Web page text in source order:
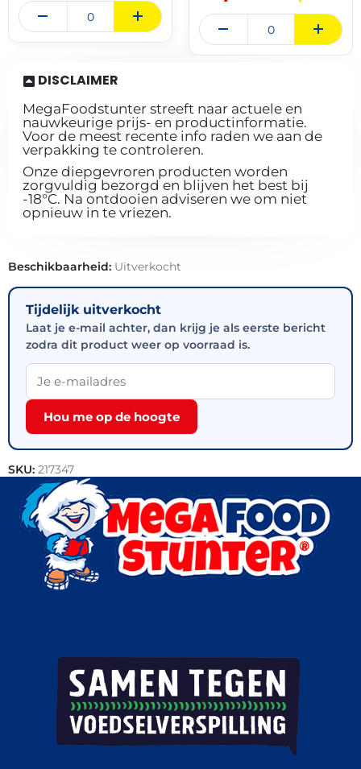
DISCLAIMER
MegaFoodstunter streeft naar actuele en
nauwkeurige prijs- en productinformatie.
Voor de meest recente info raden we aan de
verpakking te controleren.
Onze diepgevroren producten worden
zorgvuldig bezorgd en blijven het best bij
-18°C. Na ontdooien adviseren we om niet
opnieuw in te vriezen.
Beschikbaarheid: Uitverkocht
Tijdelijk uitverkocht
Laat je e-mail achter, dan krijg je als eerste bericht
zodra dit product weer op voorraad is.
Hou me op de hoogte
SKU: 217347
Categorieën:Bakkerij